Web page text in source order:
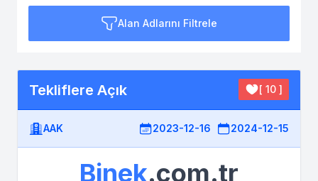
Alan Adlarını Filtrele
Tekliflere Açık [ 10 ]
AAK 2023-12-16 2024-12-15
Binek.com.tr